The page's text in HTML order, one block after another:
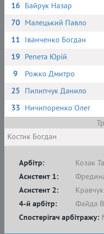
16 Байрук Назар
70 Малецький Павло
11 Іванченко Богдан
19 Репета Юрій
9
Рожко Дмитро
25 Пилипчук Данило
33 Ничипоренко Олег
Костик Богдан
Арбітр:
Козак
Асистент 1:
Асистент 2:
4-й арбітр:
Файда
Спостерігач арбітражу: